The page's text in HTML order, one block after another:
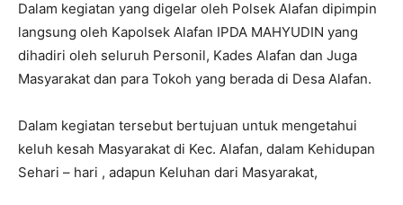
Dalam kegiatan yang digelar oleh Polsek Alafan dipimpin
langsung oleh Kapolsek Alafan IPDA MAHYUDIN yang
dihadiri oleh seluruh Personil, Kades Alafan dan Juga
Masyarakat dan para Tokoh yang berada di Desa Alafan.
Dalam kegiatan tersebut bertujuan untuk mengetahui
keluh kesah Masyarakat di Kec. Alafan, dalam Kehidupan
Sehari – hari , adapun Keluhan dari Masyarakat,